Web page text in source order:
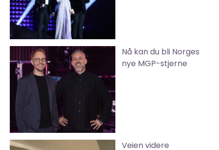
Nå kan du bli Norges
nye MGP-stjerne
Veien videre